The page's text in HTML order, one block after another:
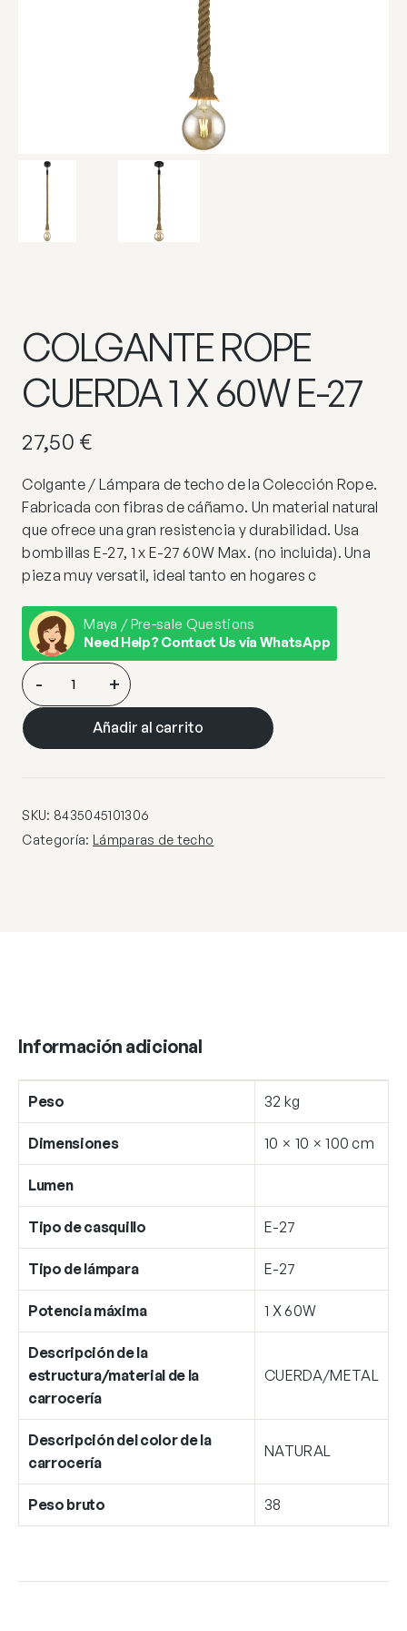
COLGANTE ROPE
CUERDA 1 X 60W E-27
27,50 €
Colgante / Lámpara de techo de la Colección Rope.
Fabricada con fibras de cáñamo. Un material natural
que ofrece una gran resistencia y durabilidad. Usa
bombillas E-27, 1 x E-27 60W Max. (no incluida). Una
pieza muy versatil, ideal tanto en hogares c
Maya / Pre-sale Questions
Need Help? Contact Us via WhatsApp
COLGANTE
ROPE
CUERDA
1
E-
27
- +
Añadir al carrito
SKU: 8435045101306
Categoría: Lámparas de techo
Información adicional
Peso 32 kg
Dimensiones 10 × 10 × 100 cm
Lumen
Tipo de casquillo E-27
Tipo de lámpara E-27
Potencia máxima 1 X 60W
Descripción de la
estructura/material de la
carrocería
CUERDA/METAL
Descripción del color de la
carrocería
NATURAL
Peso bruto 38